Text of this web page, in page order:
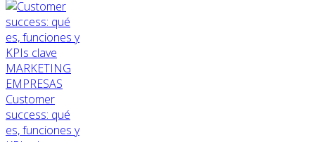
MARKETING
EMPRESAS
Customer
success: qué
es, funciones y